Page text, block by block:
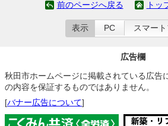
前のページへ戻る トッ
表示 PC スマー
広告欄
秋田市ホームページに掲載されている広告
の内容を保証するものではありません。
[バナー広告について]